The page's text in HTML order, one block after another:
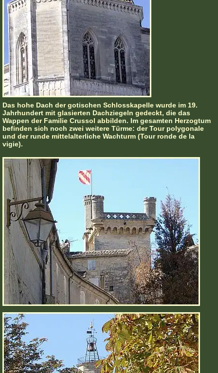
Das hohe Dach der gotischen Schlosskapelle wurde im 19.
Jahrhundert mit glasierten Dachziegeln gedeckt, die das
Wappen der Familie Crussol abbilden. Im gesamten Herzogtum
befinden sich noch zwei weitere Türme: der Tour polygonale
und der runde mittelalterliche Wachturm (Tour ronde de la
vigie).